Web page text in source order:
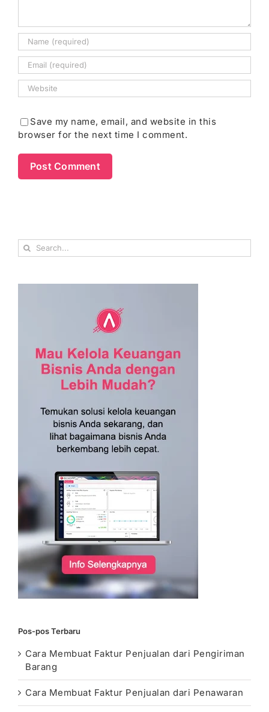
Save my name, email, and website in this
browser for the next time I comment.
Search
for:
Pos-pos Terbaru
Cara Membuat Faktur Penjualan dari Pengiriman
Barang
Cara Membuat Faktur Penjualan dari Penawaran